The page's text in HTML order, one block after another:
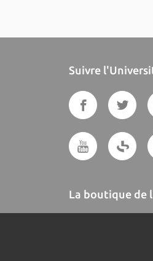
Suivre
La boutique de